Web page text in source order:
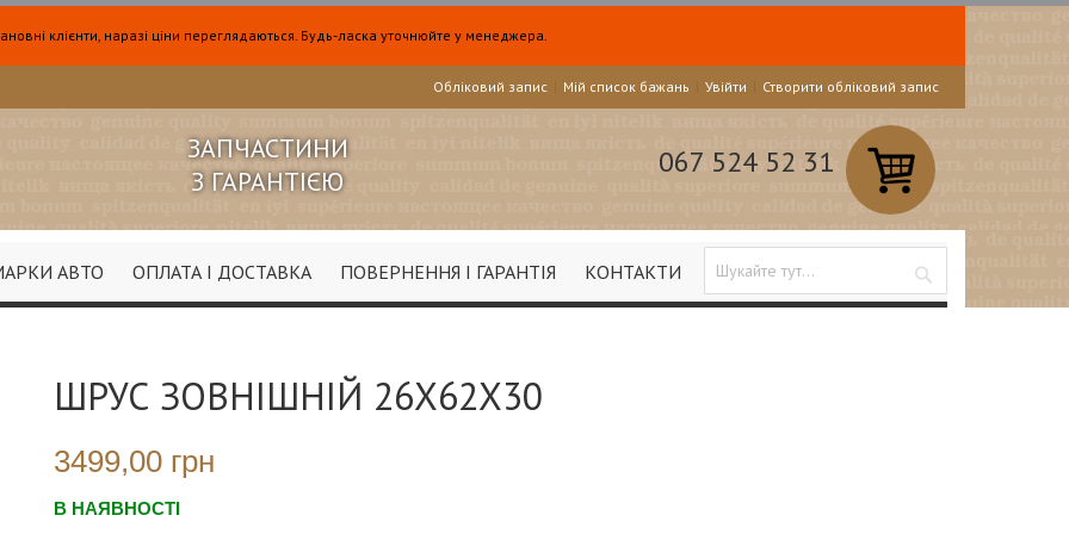
клієнти, наразі ціни переглядаються. Будь-ласка уточнюйте у менеджера.
Обліковий запис Мій список бажань Увійти Створити обліковий запис
ЗАПЧАСТИНИ
З ГАРАНТІЄЮ
067 524 52 31
КОНТАКТИ
ПОВЕРНЕННЯ І ГАРАНТІЯ
ОПЛАТА І ДОСТАВКА
АВТО
ШРУС ЗОВНІШНІЙ 26X62X30
3499,00 грн
В НАЯВНОСТІ